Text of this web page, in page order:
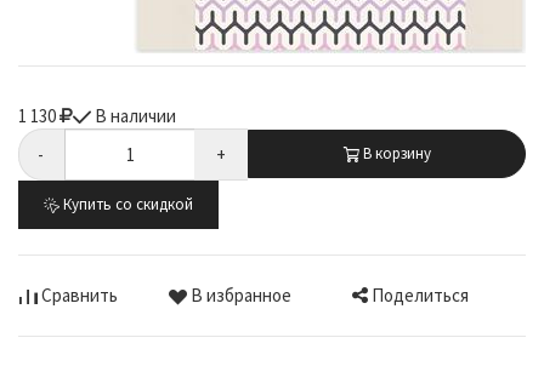
1 130
В наличии
-
+ В корзину
Купить со скидкой
Сравнить В избранное Поделиться